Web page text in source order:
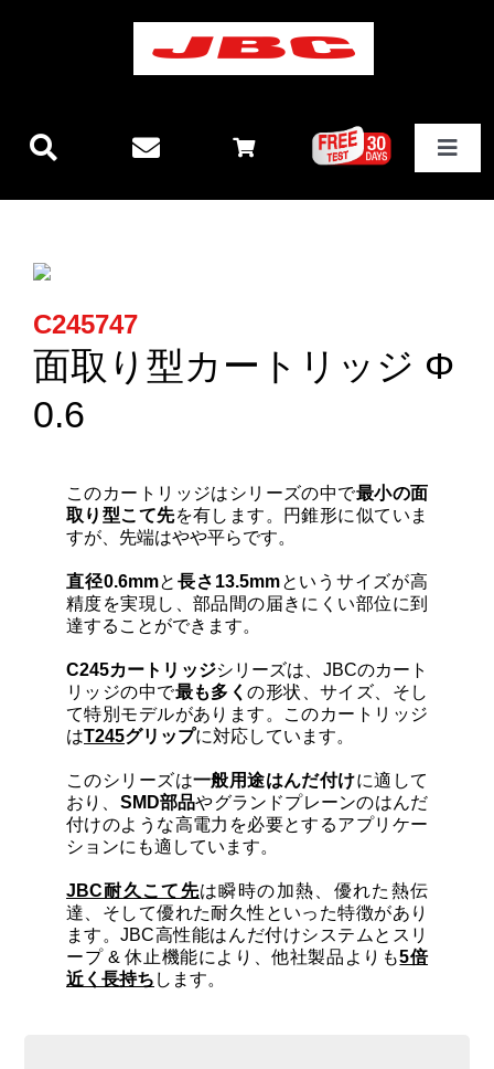
Toggle
JBCテクノロジー
新製品情報
ステーション
その他製品
カートリッジとこて先
サポート
お問合せ
ショッピングカート
C245747
面取り型カートリッジ Φ
0.6
このカートリッジはシリーズの中で最小の面
取り型こて先を有します。円錐形に似ていま
すが、先端はやや平らです。
直径0.6mmと長さ13.5mmというサイズが高
精度を実現し、部品間の届きにくい部位に到
達することができます。
C245カートリッジシリーズは、JBCのカート
リッジの中で最も多くの形状、サイズ、そし
て特別モデルがあります。このカートリッジ
はT245グリップに対応しています。
このシリーズは一般用途はんだ付けに適して
おり、 SMD部品やグランドプレーンのはんだ
付けのような高電力を必要とするアプリケー
ションにも適しています。
JBC耐久こて先は瞬時の加熱、優れた熱伝
達、そして優れた耐久性といった特徴があり
ます。JBC高性能はんだ付けシステムとスリ
ープ & 休止機能により、他社製品よりも5倍
近く長持ち します。